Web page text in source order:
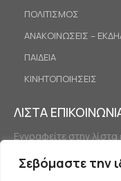
Σεβόμαστε την
ΠΟΛΙΤΙΣΜΟΣ
ΑΝΑΚΟΙΝΩΣΕΙΣ –
ΠΑΙΔΕΙΑ
ΚΙΝΗΤΟΠΟΙΗΣΕΙΣ
ΛΙΣΤΑ
Εγγραφείτε στην